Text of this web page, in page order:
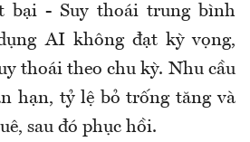
bại - Suy thoái trung bình
AI không đạt kỳ vọng,
thoái theo chu kỳ. Nhu cầu
hạn, tỷ lệ bỏ trống tăng và
sau đó phục hồi.